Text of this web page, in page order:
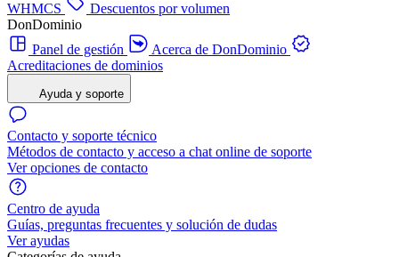
WHMCS
Descuentos por volumen
DonDominio
Panel de gestión
Acerca de DonDominio
Acreditaciones de dominios
Ayuda y soporte
Contacto y soporte técnico
Métodos de contacto y acceso a chat online de soporte
Ver opciones de contacto
Centro de ayuda
Guías, preguntas frecuentes y solución de dudas
Ver ayudas